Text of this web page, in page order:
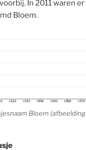
In 2011 waren er
Bloem.
Bloem